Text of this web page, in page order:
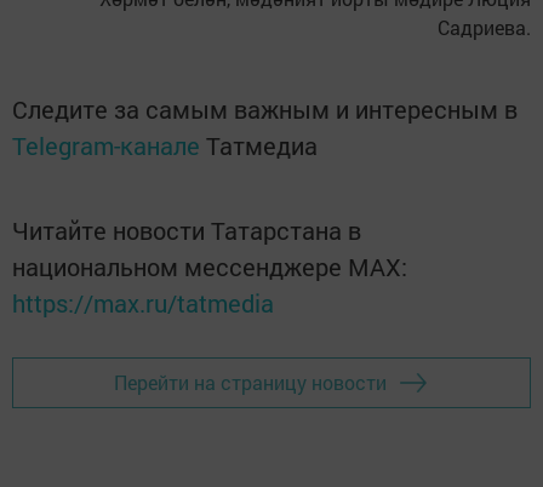
Садриева.
Следите за самым важным и интересным в
Telegram-канале Татмедиа
Читайте новости Татарстана в
национальном мессенджере MАХ:
https://max.ru/tatmedia
Перейти на страницу новости